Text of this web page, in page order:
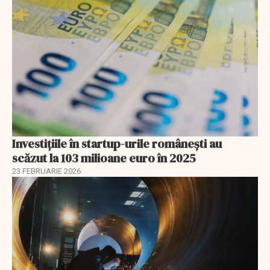
Investiţiile în startup-urile româneşti au
scăzut la 103 milioane euro în 2025
23 FEBRUARIE 2026